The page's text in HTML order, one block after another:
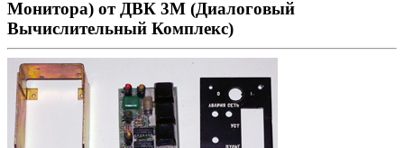
Монитора) от ДВК 3М (Диалоговый
Вычислительный Комплекс)